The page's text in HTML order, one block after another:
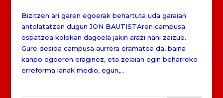
Bizitzen ari garen egoerak behartuta uda garaian
antolatatzen dugun JON BAUTISTAren campusa
ospatzea kolokan dagoela jakin arazi nahi zaizue.
Gure desioa campusa aurrera eramatea da, baina
kanpo egoeren eraginez, eta zelaian egin beharreko
erreforma lanak medio, egun,...